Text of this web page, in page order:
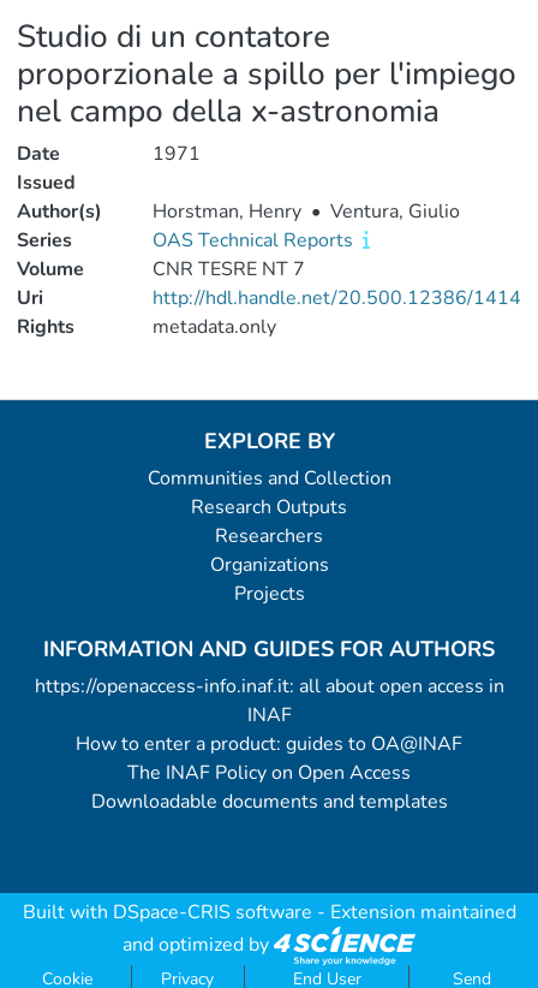
Studio di un contatore
proporzionale a spillo per l'impiego
nel campo della x-astronomia
Date
Issued
1971
Author(s) Horstman, Henry • Ventura, Giulio
Series
OAS Technical Reports
Volume
CNR TESRE NT 7
Uri
http://hdl.handle.net/20.500.12386/1414
Rights
metadata.only
EXPLORE BY
Communities and Collection
Research Outputs
Researchers
Organizations
Projects
INFORMATION AND GUIDES FOR AUTHORS
https://openaccess-info.inaf.it: all about open access in
INAF
How to enter a product: guides to OA@INAF
The INAF Policy on Open Access
Downloadable documents and templates
Built with DSpace-CRIS software - Extension maintained
and optimized by
Cookie Privacy End User Send